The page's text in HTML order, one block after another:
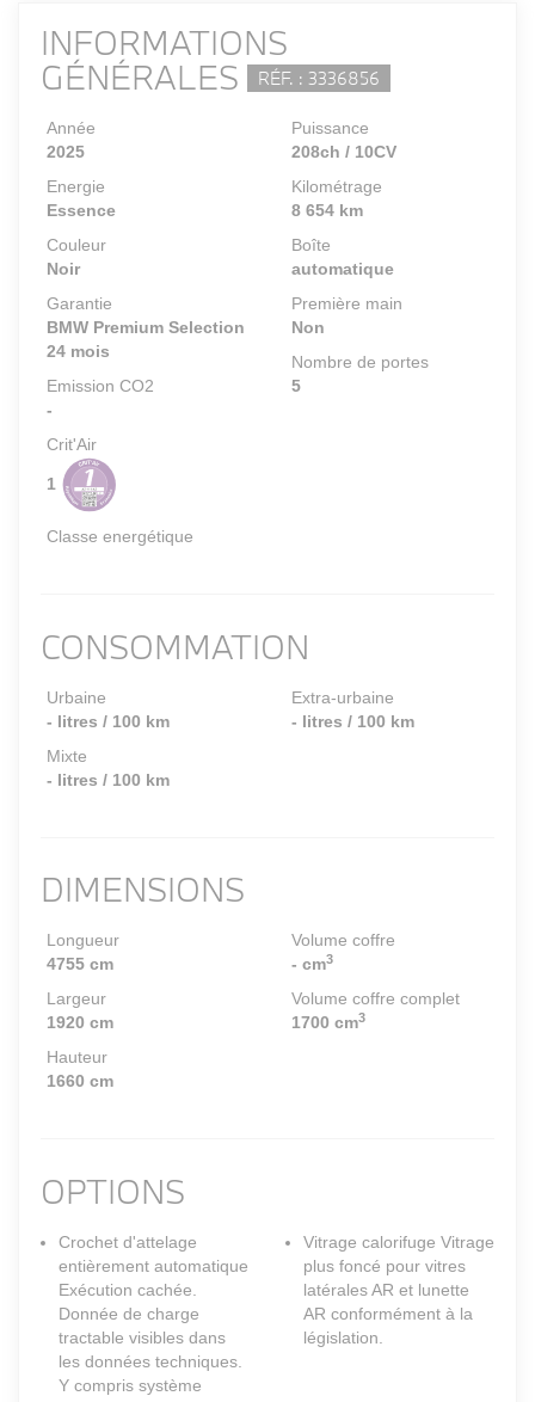
INFORMATIONS
GÉNÉRALES RÉF. : 3336856
Année
2025
Energie
Essence
Couleur
Noir
Garantie
BMW Premium Selection
24 mois
Emission CO2
-
Crit'Air
1
Classe energétique
Puissance
208ch / 10CV
Kilométrage
8 654 km
Boîte
automatique
Première main
Non
Nombre de portes
5
CONSOMMATION
Urbaine
- litres / 100 km
Mixte
- litres / 100 km
Extra-urbaine
- litres / 100 km
DIMENSIONS
Longueur
4755 cm
Largeur
1920 cm
Hauteur
1660 cm
Volume coffre
- cm3
Volume coffre complet
1700 cm3
OPTIONS
Crochet d'attelage
entièrement automatique
Exécution cachée.
Donnée de charge
tractable visibles dans
les données techniques.
Y compris système
Vitrage calorifuge Vitrage
plus foncé pour vitres
latérales AR et lunette
AR conformément à la
législation.